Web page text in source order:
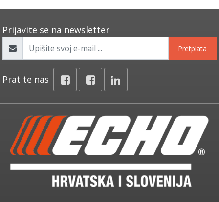
Prijavite se na newsletter
Pretplata
Pratite nas